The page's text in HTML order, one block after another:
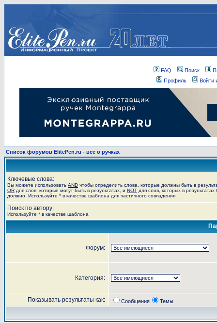
FAQ Поиск
Профиль
Войти
Список форумов ElitePen.ru - все о ручках
Ключевые слова:
Вы можете использовать AND чтобы определить слова, которые должны быть в
OR для слов, которые могут быть в результатах, и NOT для слов, которых в результатах
должно. Используйте * в качестве шаблона для частичного совпадения.
Поиск по автору:
Используйте * в качестве шаблона
Форум:
Категория:
Показывать результаты как: Сообщения Темы